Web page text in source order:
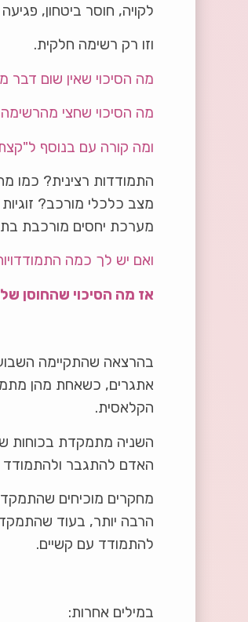
לקויה, חוסר ביטחון,
וזו רק רשימה חלקית.
מה הסיכוי שאין שום דבר
מה הסיכוי שחצי
ומה קורה עם בנוסף
התמודדות רצינית? כמו
מצב כלכלי מורכב?
מערכת יחסים מורכבת
ואם יש לך כמה
אז מה הסיכוי שהחוסן
בהרצאה שהתקיימה
אתגרים, כשאחת מהן
הקלאסית.
השניה מתמקדת בכוחות
האדם להתגבר ולהתמודד
מחקרים מוכיחים
הרבה יותר, בעוד
להתמודד עם קשיים.
במילים אחרות: